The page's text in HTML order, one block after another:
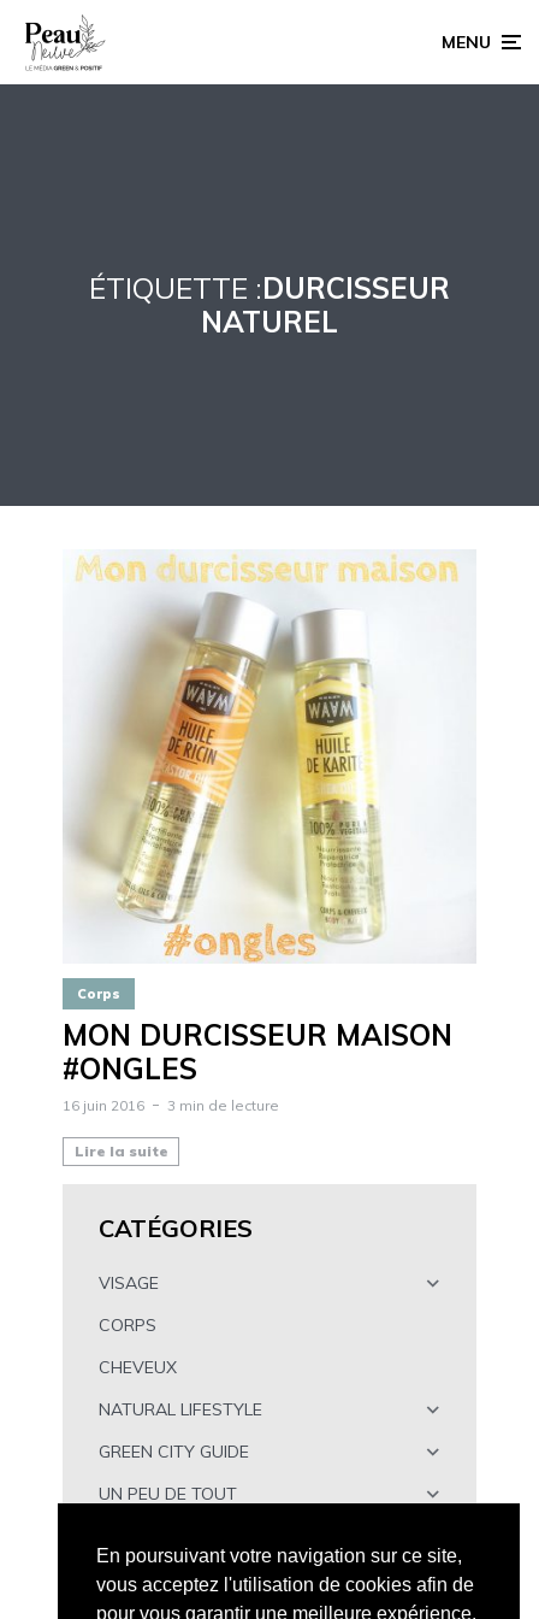
MENU
ÉTIQUETTE :DURCISSEUR
NATUREL
Corps
MON DURCISSEUR MAISON
#ONGLES
16 juin 2016 3 min de lecture
Lire la suite
CATÉGORIES
VISAGE
CORPS
CHEVEUX
NATURAL LIFESTYLE
GREEN CITY GUIDE
UN PEU DE TOUT
En poursuivant votre navigation sur ce site,
vous acceptez l'utilisation de cookies afin de
pour vous garantir une meilleure expérience.